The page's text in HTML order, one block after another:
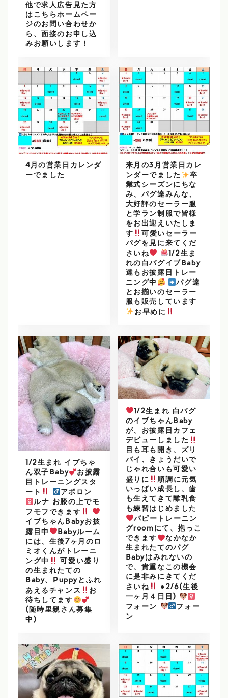
他で求人広告見た方
はこちらホームペー
ジのお問い合わせか
ら、面接のお申し込
みお願いします！
4月の営業日カレンダ
ーでました
来月の3月営業日カレ
ンダーでました
️卒
業式シーズンにちな
み、パグ達みんな、
大好評のセーラー服
と学ラン制服で皆様
をお出迎えいたしま
す
可愛いセーラー
パグを見に来てくだ
さいね
1/2生ま
れの白パグイブBaby
達もお披露目トレー
ニング中
パグ達
とお揃いのセーラー
服も販売しています
お早めに
1/2生まれ イブちゃ
ん双子Baby
お披露
目トレーニングスタ
ート
アポロン
ルナ お膝の上でモ
フモフできます
イブちゃんBabyお披
露目中
Babyルーム
には、生後7ヶ月のロ
ミオくんがトレーニ
ング中
可愛い盛り
の生まれたての
Baby、Puppyとふれ
あえるチャンス
お
待ちしてます
(随時里親さん募集
中)
1/2生まれ 白パグ
のイブちゃんBaby
が、お披露目カフェ
デビューしました
目も耳も開き、ズリ
バイ、きょうだいで
じゃれ合いも可愛い
盛りに
順調に元気
いっぱい成長し、歯
も生えてきて離乳食
も練習はじめました
パピートレーニン
グroomにて、抱っこ
できます
なかなか
生まれたてのパグ
Babyはみれないの
で、貴重なこの機会
に是非みにきてくだ
さいね
●2/6(生後
一ヶ月４日目)
フォーン
フォー
ン